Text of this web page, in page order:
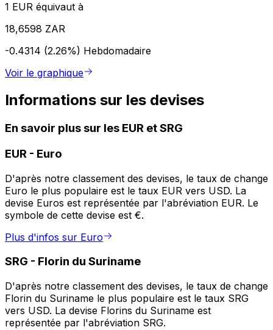
1 EUR équivaut à
18,6598 ZAR
-0.4314 (2.26%) Hebdomadaire
Voir le graphique
Informations sur les devises
En savoir plus sur les EUR et SRG
EUR - Euro
D'après notre classement des devises, le taux de change
Euro le plus populaire est le taux EUR vers USD. La
devise Euros est représentée par l'abréviation EUR. Le
symbole de cette devise est €.
Plus d'infos sur Euro
SRG - Florin du Suriname
D'après notre classement des devises, le taux de change
Florin du Suriname le plus populaire est le taux SRG
vers USD. La devise Florins du Suriname est
représentée par l'abréviation SRG.